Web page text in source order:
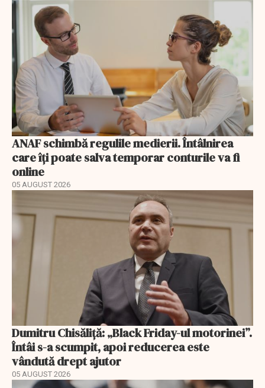
ANAF schimbă regulile medierii. Întâlnirea
care îți poate salva temporar conturile va fi
online
05 AUGUST 2026
Dumitru Chisăliță: „Black Friday-ul motorinei”.
Întâi s-a scumpit, apoi reducerea este
vândută drept ajutor
05 AUGUST 2026